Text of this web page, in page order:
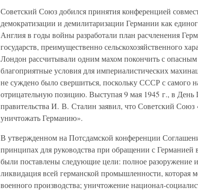
Советский Союз добился принятия конференцией
демократизации и демилитаризации Германии как
Англия в годы войны разработали план расчленения
государств, преимущественно сельскохозяйственного
Лондон рассчитывали одним махом покончить с опасным
благоприятные условия для империалистических
не суждено было свершиться, поскольку СССР с самого
отрицательную позицию. Выступая 9 мая 1945 г., в День
правительства И. В. Сталин заявил, что Советский Союз
уничтожать Германию».
В утвержденном на Потсдамской конференции
принципах для руководства при обращении с
были поставлены следующие цели: полное разоружение
ликвидация всей германской промышленности, которая
военного производства; уничтожение национал-